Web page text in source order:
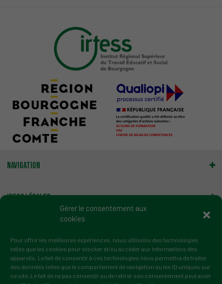
Gérer le consentement aux
cookies
Pour offrir les meilleures expériences, nous utilisons des technologies
telles que les cookies pour stocker et/ou accéder aux informations des
appareils. Le fait de consentir à ces technologies nous permettra de traiter
des données telles que le comportement de navigation ou les ID uniques sur
ce site. Le fait de ne pas consentir ou de retirer son consentement peut avoir
Navigation
Infos légales
Adresse :
2 rue du Professeur Marion
21000 Dijon